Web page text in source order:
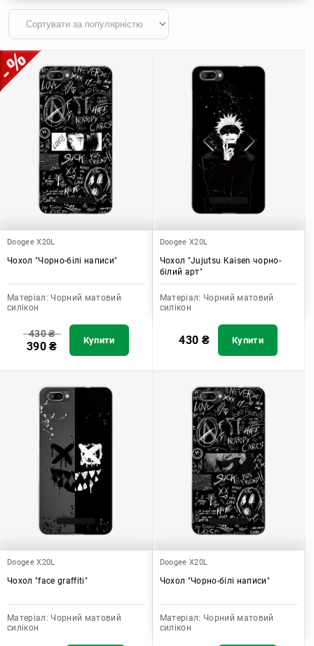
Doogee X20L
Чохол "Чорно-білі написи"
Матеріал: Чорний матовий
силікон
430₴
390₴ Купити
Doogee X20L
Чохол "Jujutsu Kaisen чорно-
білий арт"
Матеріал: Чорний матовий
силікон
430 ₴ Купити
Doogee X20L
Чохол "face graffiti"
Матеріал: Чорний матовий
силікон
Doogee X20L
Чохол "Чорно-білі написи"
Матеріал: Чорний матовий
силікон